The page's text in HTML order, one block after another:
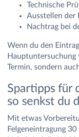
Technische
Ausstellen der
Nachtrag bei
Wenn du den
Hauptuntersuchung
Termin, sondern
Spartipps für
so senkst du
Mit etwas
Felgeneintragung